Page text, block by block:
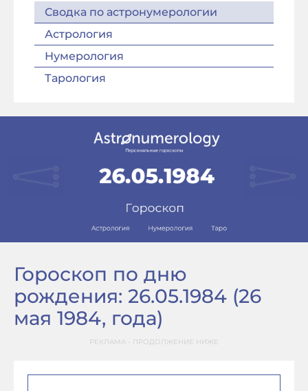
Сводка по астронумерологии
Астрология
Нумерология
Тарология
Гороскоп по дню
рождения: 26.05.1984 (26
мая 1984, года)
РЕКЛАМА - ПРОДОЛЖЕНИЕ НИЖЕ